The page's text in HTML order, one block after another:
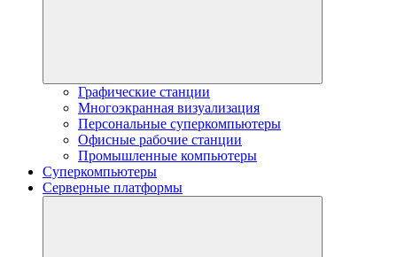
Графические станции
Многоэкранная визуализация
Персональные суперкомпьютеры
Офисные рабочие станции
Промышленные компьютеры
Суперкомпьютеры
Серверные платформы